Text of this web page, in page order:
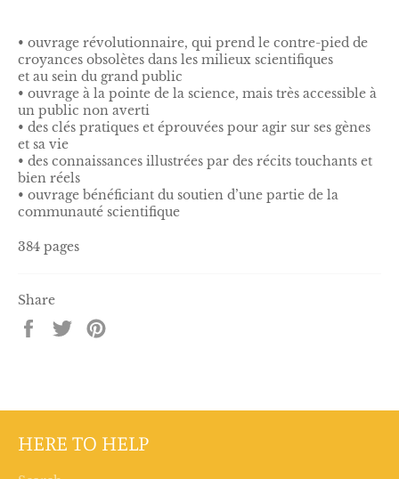
• ouvrage révolutionnaire, qui prend le contre-pied de
croyances obsolètes dans les milieux scientifiques
et au sein du grand public
• ouvrage à la pointe de la science, mais très accessible à
un public non averti
• des clés pratiques et éprouvées pour agir sur ses gènes
et sa vie
• des connaissances illustrées par des récits touchants et
bien réels
• ouvrage bénéficiant du soutien d’une partie de la
communauté scientifique
384 pages
Share
Share
on
Tweet
on
HERE TO HELP